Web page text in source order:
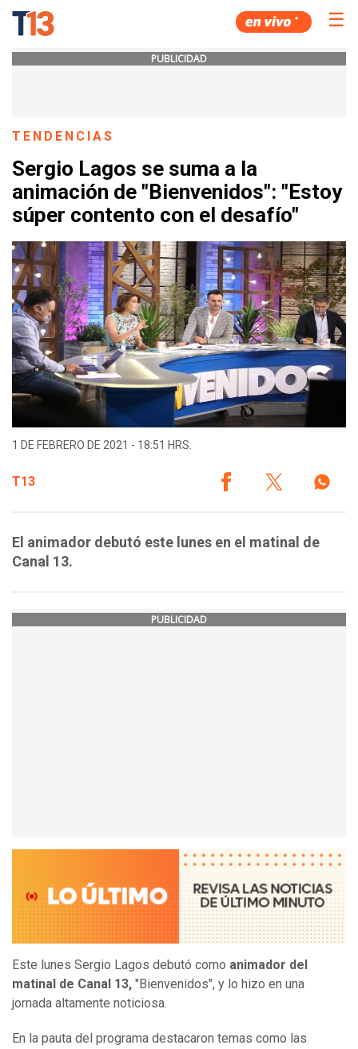
☰
PUBLICIDAD
TENDENCIAS
Sergio Lagos se suma a la
animación de "Bienvenidos": "Estoy
súper contento con el desafío"
1 DE FEBRERO DE 2021 - 18:51 HRS.
T13
El animador debutó este lunes en el matinal de
Canal 13.
PUBLICIDAD
Este lunes Sergio Lagos debutó como animador del
matinal de Canal 13, "Bienvenidos", y lo hizo en una
jornada altamente noticiosa.
En la pauta del programa destacaron temas como las